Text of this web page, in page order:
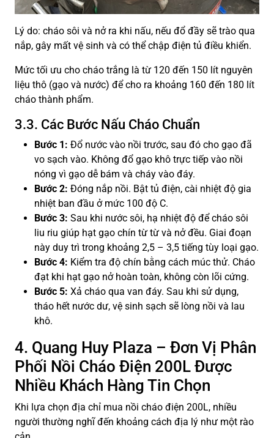
Lý do: cháo sôi và nở ra khi nấu, nếu đổ đầy sẽ trào qua
nắp, gây mất vệ sinh và có thể chập điện tủ điều khiển.
Mức tối ưu cho cháo trắng là từ 120 đến 150 lít nguyên
liệu thô (gạo và nước) để cho ra khoảng 160 đến 180 lít
cháo thành phẩm.
3.3. Các Bước Nấu Cháo Chuẩn
Bước 1: Đổ nước vào nồi trước, sau đó cho gạo đã
vo sạch vào. Không đổ gạo khô trực tiếp vào nồi
nóng vì gạo dễ bám và cháy vào đáy.
Bước 2: Đóng nắp nồi. Bật tủ điện, cài nhiệt độ gia
nhiệt ban đầu ở mức 100 độ C.
Bước 3: Sau khi nước sôi, hạ nhiệt độ để cháo sôi
liu riu giúp hạt gạo chín từ từ và nở đều. Giai đoạn
này duy trì trong khoảng 2,5 – 3,5 tiếng tùy loại gạo.
Bước 4: Kiểm tra độ chín bằng cách múc thử. Cháo
đạt khi hạt gạo nở hoàn toàn, không còn lõi cứng.
Bước 5: Xả cháo qua van đáy. Sau khi sử dụng,
tháo hết nước dư, vệ sinh sạch sẽ lòng nồi và lau
khô.
4. Quang Huy Plaza – Đơn Vị Phân
Phối Nồi Cháo Điện 200L Được
Nhiều Khách Hàng Tin Chọn
Khi lựa chọn địa chỉ mua nồi cháo điện 200L, nhiều
người thường nghĩ đến khoảng cách địa lý như một rào